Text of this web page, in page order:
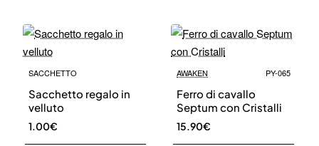
SACCHETTO
Sacchetto regalo in
velluto
1.00€
AWAKEN PY-065
Ferro di cavallo
Septum con Cristalli
15.90€